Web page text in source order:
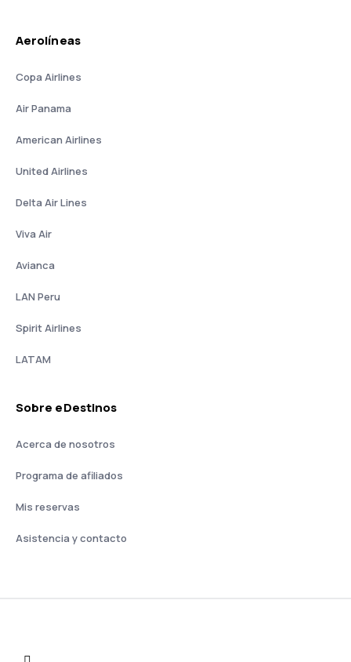
Aerolíneas
Copa Airlines
Air Panama
American Airlines
United Airlines
Delta Air Lines
Viva Air
Avianca
LAN Peru
Spirit Airlines
LATAM
Sobre eDestinos
Acerca de nosotros
Programa de afiliados
Mis reservas
Asistencia y contacto